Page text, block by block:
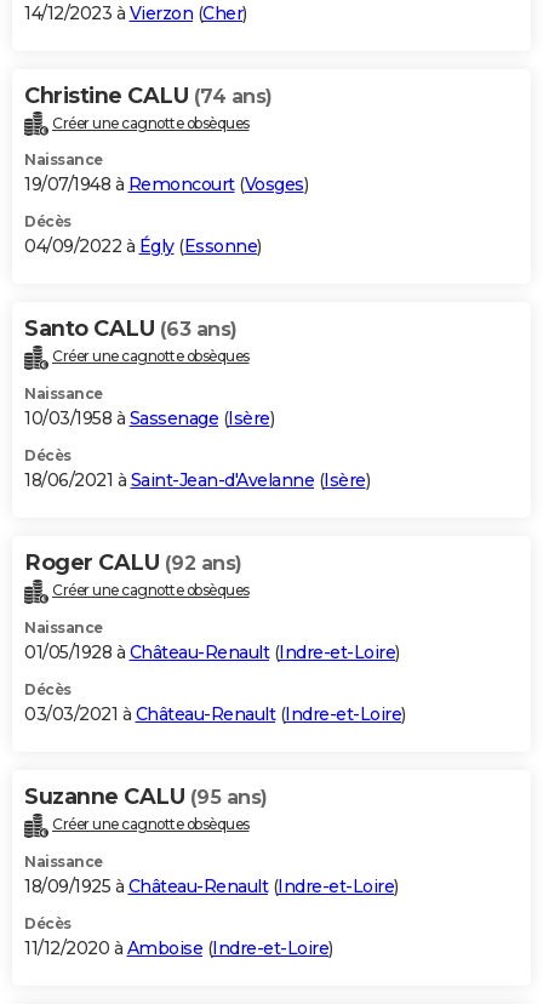
14/12/2023 à Vierzon (Cher)
Christine CALU (74 ans)
Créer une cagnotte obsèques
Naissance
19/07/1948 à Remoncourt(Vosges)
Décès
04/09/2022 à Égly(Essonne)
Santo CALU (63 ans)
Créer une cagnotte obsèques
Naissance
10/03/1958 à Sassenage (Isère)
Décès
18/06/2021 à Saint-Jean-d'Avelanne (Isère)
Roger CALU (92 ans)
Créer une cagnotte obsèques
Naissance
01/05/1928 à Château-Renault(Indre-et-Loire)
Décès
03/03/2021 à Château-Renault(Indre-et-Loire)
Suzanne CALU (95 ans)
Créer une cagnotte obsèques
Naissance
18/09/1925 à Château-Renault(Indre-et-Loire)
Décès
11/12/2020 à Amboise (Indre-et-Loire)